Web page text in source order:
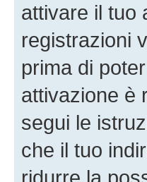
attivare il tuo
registrazioni
prima di
attivazione è
segui le
che il tuo